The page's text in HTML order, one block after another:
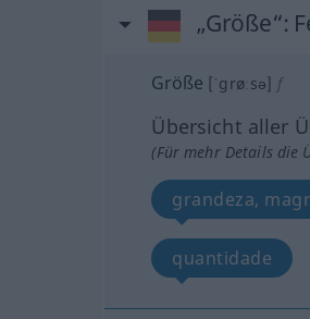
„Größe“:
Größe [ˈgrøːsə] f
Übersicht aller
(Für mehr Details die
grandeza,
quantidade